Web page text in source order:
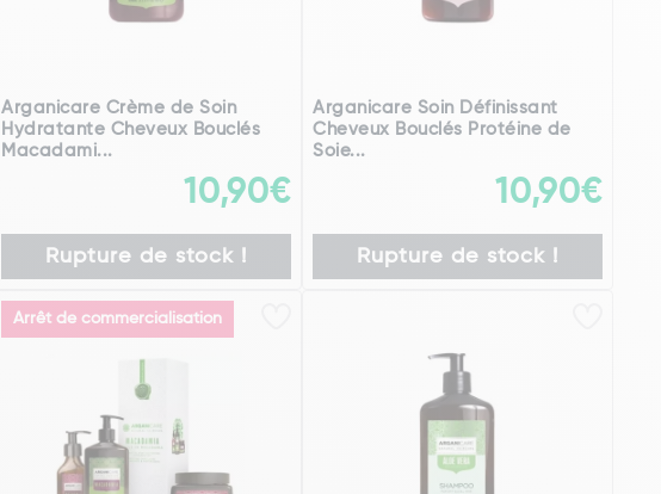
Arganicare Crème de Soin
Hydratante Cheveux Bouclés
Macadami...
10,90€
Rupture de stock !
Arganicare Soin Définissant
Cheveux Bouclés Protéine de
Soie...
10,90€
Rupture de stock !
Arrêt de commercialisation